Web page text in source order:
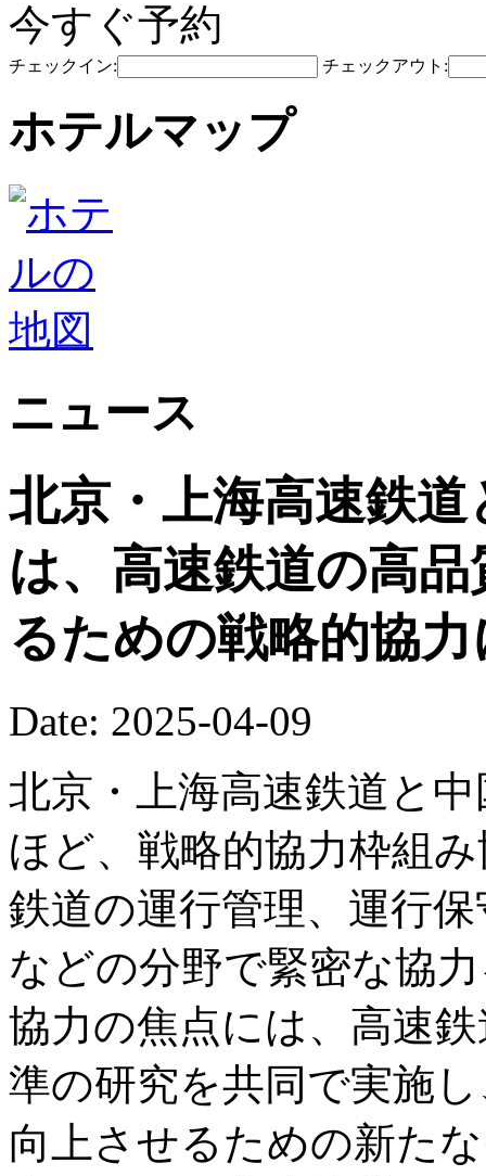
今すぐ予約
チェックイン: チェックアウト:
ホテルマップ
ニュース
北京・上海高速鉄
は、高速鉄道の高
るための戦略的協
Date: 2025-04-09
北京・上海高速鉄道と
ほど、戦略的協力枠組
鉄道の運行管理、運行
などの分野で緊密な協
協力の焦点には、高速
準の研究を共同で実施
向上させるための新た